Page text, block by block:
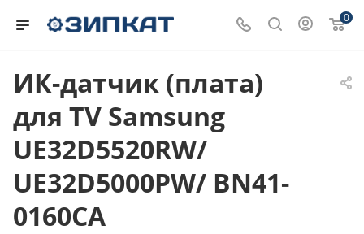
0
ИК-датчик (плата)
для TV Samsung
UE32D5520RW/
UE32D5000PW/ BN41-
0160CA